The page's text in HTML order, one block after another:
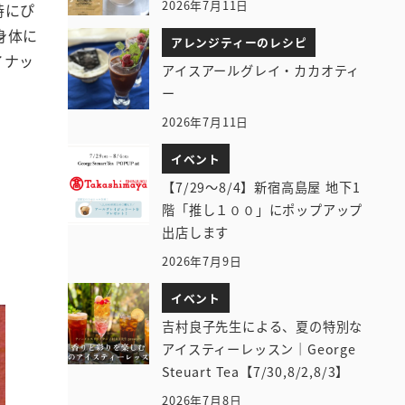
ぴ
体に
ッ
2026年7月11日
アレンジティーのレシピ
アイスアールグレイ・カカオティ
ー
2026年7月11日
イベント
【7/29～8/4】新宿高島屋 地下1
階「推し１００」にポップアップ
出店します
2026年7月9日
イベント
吉村良子先生による、夏の特別な
アイスティーレッスン｜George
Steuart Tea【7/30,8/2,8/3】
2026年7月8日